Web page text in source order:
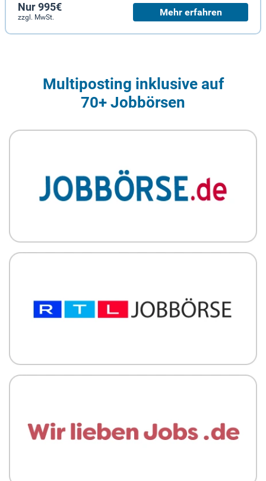
Nur 995€
zzgl. MwSt. Mehr erfahren
Multiposting inklusive auf
70+ Jobbörsen